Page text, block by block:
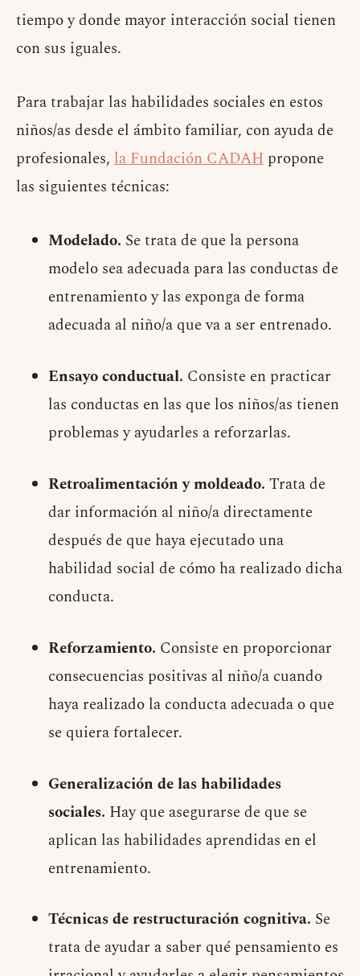
tiempo y donde mayor interacción social tienen
con sus iguales.
Para trabajar las habilidades sociales en estos
niños/as desde el ámbito familiar, con ayuda de
profesionales, la Fundación CADAH propone
las siguientes técnicas:
Modelado. Se trata de que la persona
modelo sea adecuada para las conductas de
entrenamiento y las exponga de forma
adecuada al niño/a que va a ser entrenado.
Ensayo conductual. Consiste en practicar
las conductas en las que los niños/as tienen
problemas y ayudarles a reforzarlas.
Retroalimentación y moldeado. Trata de
dar información al niño/a directamente
después de que haya ejecutado una
habilidad social de cómo ha realizado dicha
conducta.
Reforzamiento. Consiste en proporcionar
consecuencias positivas al niño/a cuando
haya realizado la conducta adecuada o que
se quiera fortalecer.
Generalización de las habilidades
sociales. Hay que asegurarse de que se
aplican las habilidades aprendidas en el
entrenamiento.
Técnicas de restructuración cognitiva. Se
trata de ayudar a saber qué pensamiento es